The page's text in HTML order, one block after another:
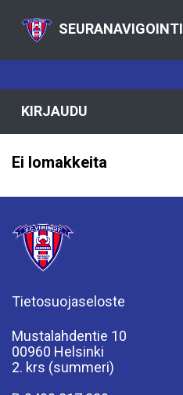
SEURANAVIGOINTI
KIRJAUDU
Ei lomakkeita
Tietosuojaseloste
Mustalahdentie 10
00960 Helsinki
2. krs (summeri)